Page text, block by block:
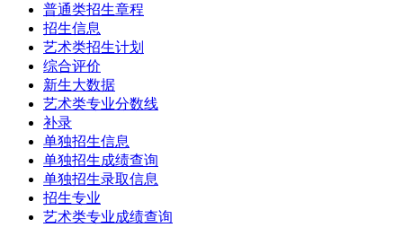
普通类招生章程
招生信息
艺术类招生计划
综合评价
新生大数据
艺术类专业分数线
补录
单独招生信息
单独招生成绩查询
单独招生录取信息
招生专业
艺术类专业成绩查询